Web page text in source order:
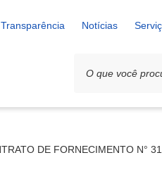
Transparência Notícias
DE FORNECIMENTO N°